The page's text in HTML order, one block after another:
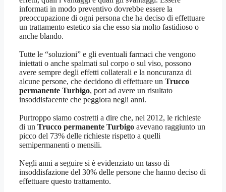
informati in modo preventivo dovrebbe essere la
preoccupazione di ogni persona che ha deciso di effettuare
un trattamento estetico sia che esso sia molto fastidioso o
anche blando.
Tutte le “soluzioni” e gli eventuali farmaci che vengono
iniettati o anche spalmati sul corpo o sul viso, possono
avere sempre degli effetti collaterali e la noncuranza di
alcune persone, che decidono di effettuare un Trucco
permanente Turbigo, port ad avere un risultato
insoddisfacente che peggiora negli anni.
Purtroppo siamo costretti a dire che, nel 2012, le richieste
di un Trucco permanente Turbigo avevano raggiunto un
picco del 73% delle richieste rispetto a quelli
semipermanenti o mensili.
Negli anni a seguire si è evidenziato un tasso di
insoddisfazione del 30% delle persone che hanno deciso di
effettuare questo trattamento.